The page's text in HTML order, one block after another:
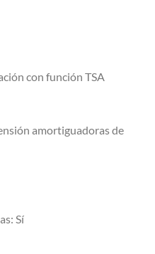
con función TSA
amortiguadoras de
Sí